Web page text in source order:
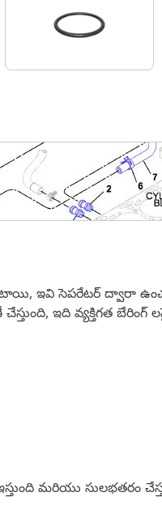
ఇవి సెపరేటర్ ద్వారా
ఇది వ్యక్తిగత బేరింగ్ లపై
మరియు సులభతరం